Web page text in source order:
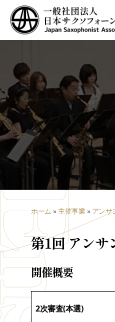
ホーム»主催事業 » アンサ
第1回 アンサ
開催概要
2次審査(本選)